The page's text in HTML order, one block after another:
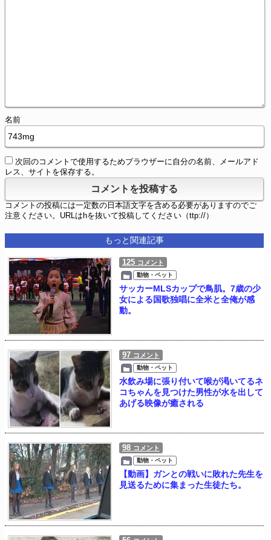
名前
次回のコメントで使用するためブラウザーに自分の名前、メールアド
レス、サイトを保存する。
コメントの投稿には一定数の日本語文字を含める必要がありますのでご
注意ください。URLはhを抜いて投稿してください（ttp://）
もっと関連記事
125 コメント
動物・ペット
サッカーMLSカップで鳥肌。7歳の少
女による国歌独唱に全米と全俺が感
動。
97 コメント
動物・ペット
水飲み場に張り付いて喉が渇いてるネ
コちゃんを見つけた男性が水を出して
あげる映像が癒される
98 コメント
動物・ペット
【動画】ガンとの戦いに敗れた先生を
見送るために集まった生徒たち。